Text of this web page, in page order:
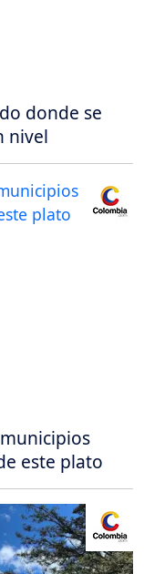
donde se
nivel
este plato